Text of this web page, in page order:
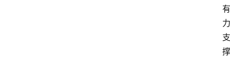
有
力
支
撑